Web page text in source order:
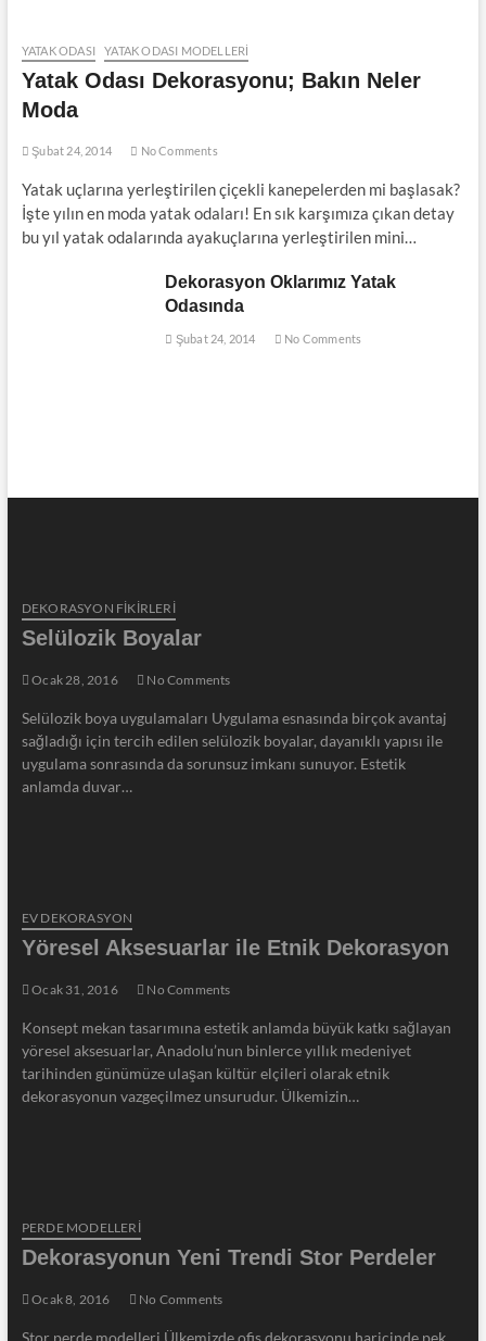
YATAK ODASI YATAK ODASI MODELLERI
Yatak Odası Dekorasyonu; Bakın Neler
Moda
Şubat 24, 2014 No Comments
Yatak uçlarına yerleştirilen çiçekli kanepelerden mi başlasak?
İşte yılın en moda yatak odaları! En sık karşımıza çıkan detay
bu yıl yatak odalarında ayakuçlarına yerleştirilen mini…
Dekorasyon Oklarımız Yatak
Odasında
Şubat 24, 2014 No Comments
DEKORASYON FİKİRLERİ
Selülozik Boyalar
Ocak 28, 2016 No Comments
Selülozik boya uygulamaları Uygulama esnasında birçok avantaj
sağladığı için tercih edilen selülozik boyalar, dayanıklı yapısı ile
uygulama sonrasında da sorunsuz imkanı sunuyor. Estetik
anlamda duvar…
EV DEKORASYON
Yöresel Aksesuarlar ile Etnik Dekorasyon
Ocak 31, 2016 No Comments
Konsept mekan tasarımına estetik anlamda büyük katkı sağlayan
yöresel aksesuarlar, Anadolu’nun binlerce yıllık medeniyet
tarihinden günümüze ulaşan kültür elçileri olarak etnik
dekorasyonun vazgeçilmez unsurudur. Ülkemizin…
PERDE MODELLERI
Dekorasyonun Yeni Trendi Stor Perdeler
Ocak 8, 2016 No Comments
Stor perde modelleri Ülkemizde ofis dekorasyonu haricinde pek